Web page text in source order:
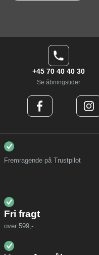
+45 70 40 40 30
Se åbningstider
Fremragende på Trustpilot
Fri fragt
over 599,-